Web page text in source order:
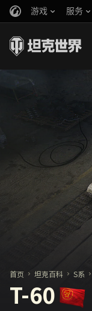
游戏 服务
你好，吾久
万圣节
《以战止战》
官方自媒体
首页 坦克百科 S系
T-60